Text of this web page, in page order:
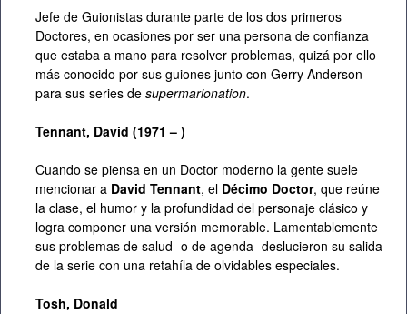
Jefe de Guionistas durante parte de los dos primeros
Doctores, en ocasiones por ser una persona de confianza
que estaba a mano para resolver problemas, quizá por ello
más conocido por sus guiones junto con Gerry Anderson
para sus series de supermarionation.
Tennant, David (1971 – )
Cuando se piensa en un Doctor moderno la gente suele
mencionar a David Tennant, el Décimo Doctor, que reúne
la clase, el humor y la profundidad del personaje clásico y
logra componer una versión memorable. Lamentablemente
sus problemas de salud -o de agenda- deslucieron su salida
de la serie con una retahíla de olvidables especiales.
Tosh, Donald